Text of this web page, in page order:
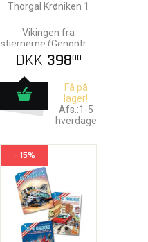
Thorgal Krøniken 1
Vikingen fra
stjernerne (Genoptryk
fra E-Voke)
DKK 39800
Få på
lager!
Afs.:1-5
hverdage
- 15%